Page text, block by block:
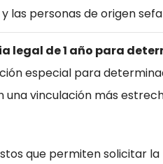
las personas de origen
legal de 1 año para
especial para
una vinculación más
que permiten solicitar